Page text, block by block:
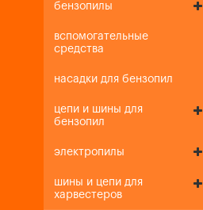
бензопилы
вспомогательные
средства
насадки для бензопил
цепи и шины для
бензопил
электропилы
шины и цепи для
харвестеров